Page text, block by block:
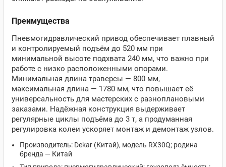
Преимущества
Пневмогидравлический привод обеспечивает плавный
и контролируемый подъём до 520 мм при
минимальной высоте подхвата 240 мм, что важно при
работе с низко расположенными опорами.
Минимальная длина траверсы — 800 мм,
максимальная длина — 1780 мм, что повышает её
универсальность для мастерских с разноплановыми
заказами. Надёжная конструкция выдерживает
регулярные циклы подъёма до 3 т, а продуманная
регулировка колеи ускоряет монтаж и демонтаж узлов.
Производитель: Dekar (Китай), модель RX30Q; родина
бренда — Китай